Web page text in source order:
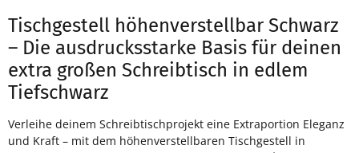
Tischgestell höhenverstellbar Schwarz
– Die ausdrucksstarke Basis für deinen
extra großen Schreibtisch in edlem
Tiefschwarz
Verleihe deinem Schreibtischprojekt eine Extraportion Eleganz
und Kraft – mit dem höhenverstellbaren Tischgestell in